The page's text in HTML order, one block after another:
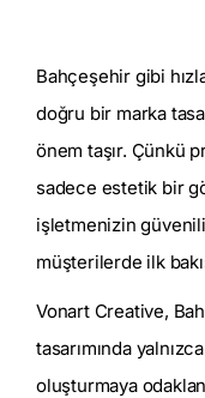
Bahçeşehir gibi
doğru bir marka
önem taşır. Çünkü
sadece estetik bir
işletmenizin
müşterilerde ilk
Vonart Creative,
tasarımında
oluşturmaya